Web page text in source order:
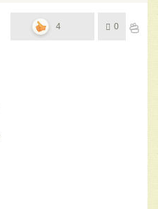
4 0